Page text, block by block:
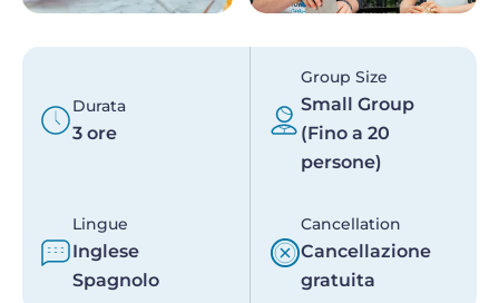
Durata
3 ore
Group Size
Small Group
(Fino a 20
persone)
Lingue
Inglese
Spagnolo
Cancellation
Cancellazione
gratuita